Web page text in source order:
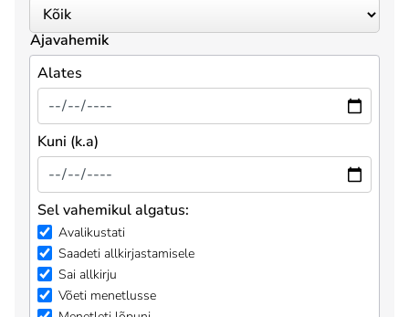
Ajavahemik
Alates
Kuni (k.a)
Sel vahemikul algatus:
Avalikustati
Saadeti allkirjastamisele
Sai allkirju
Võeti menetlusse